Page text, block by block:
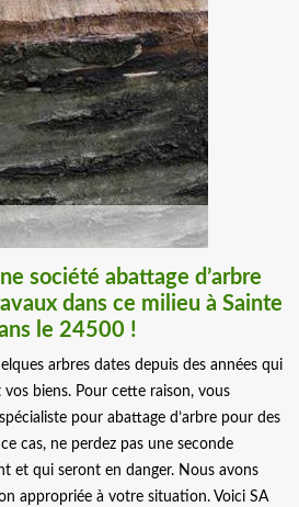
société abattage d’arbre
dans ce milieu à Sainte
le 24500 !
arbres dates depuis des années qui
biens. Pour cette raison, vous
pour abattage d’arbre pour des
cas, ne perdez pas une seconde
et qui seront en danger. Nous avons
appropriée à votre situation. Voici SA